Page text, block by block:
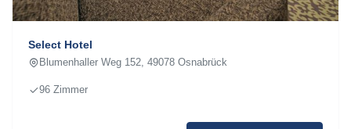
Select Hotel
Blumenhaller Weg 152, 49078 Osnabrück
96 Zimmer